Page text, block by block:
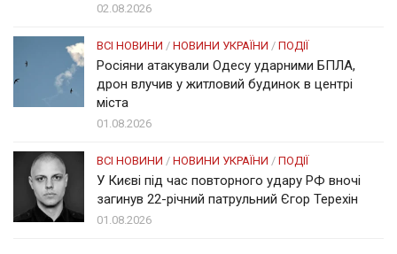
02.08.2026
ВСІ НОВИНИ / НОВИНИ УКРАЇНИ / ПОДІЇ
Росіяни атакували Одесу ударними БПЛА,
дрон влучив у житловий будинок в центрі
міста
01.08.2026
ВСІ НОВИНИ / НОВИНИ УКРАЇНИ / ПОДІЇ
У Києві під час повторного удару РФ вночі
загинув 22-річний патрульний Єгор Терехін
01.08.2026